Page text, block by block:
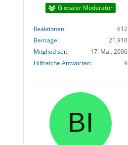
Globaler Moderator
Reaktionen
612
Beiträge
21.910
Mitglied seit
17. Mai. 2006
Hilfreiche Antworten
9